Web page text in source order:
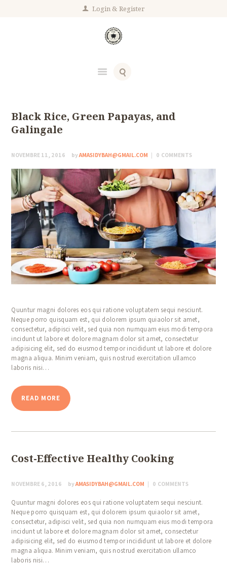
Login Register
HOME
ABOUT US
Black Rice, Green Papayas, and
Galingale
NOVEMBRE 11, 2016 byAMASIDYBAH@GMAIL.COM 0 COMMENTS
Quuntur magni dolores eos qui ratione voluptatem sequi nesciunt.
Neque porro quisquam est, qui dolorem ipsum quiaolor sit amet,
consectetur, adipisci velit, sed quia non numquam eius modi tempora
incidunt ut labore et dolore magnam dolor sit amet, consectetur
adipisicing elit, sed do eiusmod tempor incididunt ut labore et dolore
magna aliqua. Minim veniam, quis nostrud exercitation ullamco
laboris nisi…
READ MORE
Cost-Effective Healthy Cooking
NOVEMBRE 6, 2016 byAMASIDYBAH@GMAIL.COM 0 COMMENTS
Quuntur magni dolores eos qui ratione voluptatem sequi nesciunt.
Neque porro quisquam est, qui dolorem ipsum quiaolor sit amet,
consectetur, adipisci velit, sed quia non numquam eius modi tempora
incidunt ut labore et dolore magnam dolor sit amet, consectetur
adipisicing elit, sed do eiusmod tempor incididunt ut labore et dolore
magna aliqua. Minim veniam, quis nostrud exercitation ullamco
laboris nisi…